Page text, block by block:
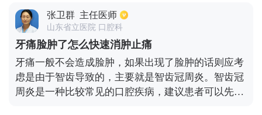
填密封，这样可以避免感染，在治疗期间需要同时辅
助药物来迅速帮助患者消炎止痛。
牙齿进行开水，释放压力来进行缓解，不能用冷热进
行刺激，以免加重病情，还有就是有中龋，深龋所导
致的刺激性疼痛，可以采取去龋补牙方式来进行治
疗，不要吃冷热酸甜等食物，以免食物嵌塞而对牙齿
造成刺激，从而加重疼痛。
张卫群 主任医师
山东省立医院 口腔科
牙痛脸肿了怎么快速消肿止痛
牙痛一般不会造成脸肿，如果出现了脸肿的话则应考
虑是由于智齿导致的，主要就是智齿冠周炎。智齿冠
周炎是一种比较常见的口腔疾病，建议患者可以先到